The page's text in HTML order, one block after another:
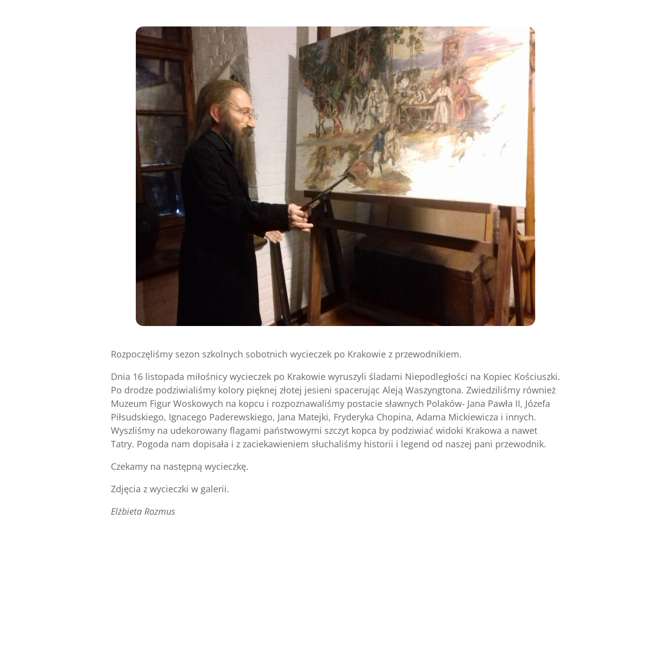
Rozpoczęliśmy sezon szkolnych sobotnich wycieczek po Krakowie z przewodnikiem.
Dnia 16 listopada miłośnicy wycieczek po Krakowie wyruszyli śladami Niepodległości na Kopiec Kościuszki.
Po drodze podziwialiśmy kolory pięknej złotej jesieni spacerując Aleją Waszyngtona. Zwiedziliśmy również
Muzeum Figur Woskowych na kopcu i rozpoznawaliśmy postacie sławnych Polaków- Jana Pawła II, Józefa
Piłsudskiego, Ignacego Paderewskiego, Jana Matejki, Fryderyka Chopina, Adama Mickiewicza i innych.
Wyszliśmy na udekorowany flagami państwowymi szczyt kopca by podziwiać widoki Krakowa a nawet
Tatry. Pogoda nam dopisała i z zaciekawieniem słuchaliśmy historii i legend od naszej pani przewodnik.
Czekamy na następną wycieczkę.
Zdjęcia z wycieczki w galerii.
Elżbieta Rozmus